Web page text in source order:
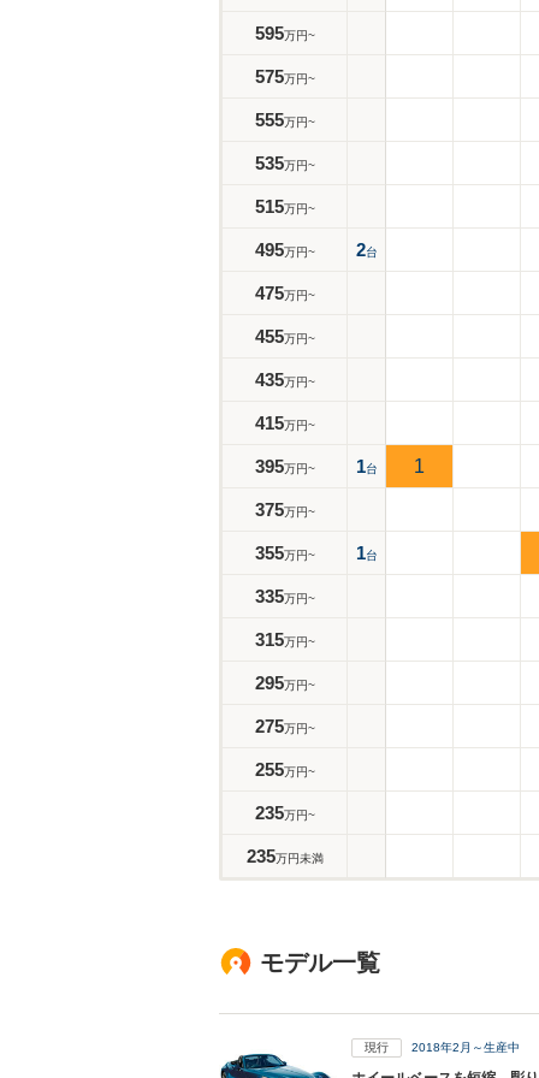
595万円~
575万円~
555万円~
535万円~
515万円~
495万円~ 2台
475万円~
455万円~
435万円~
415万円~
395万円~ 1台 1
375万円~
355万円~ 1台
335万円~
315万円~
295万円~
275万円~
255万円~
235万円~
235万円未満
モデル一覧
現行 2018年2月～生産中